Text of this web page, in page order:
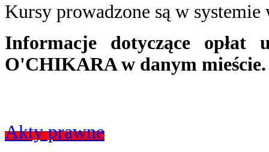
Kursy prowadzone są w
Informacje dotyczące opłat
O'CHIKARA w danym mieście.
Akty prawne